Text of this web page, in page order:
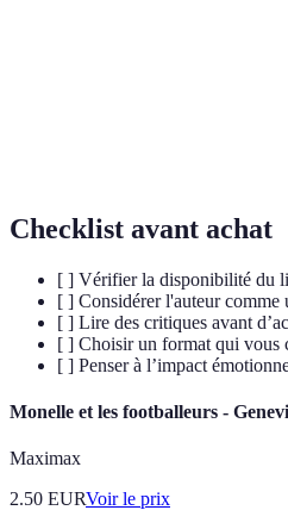
Checklist avant achat
[ ] Vérifier la disponibilité du
[ ] Considérer l'auteur comme
[ ] Lire des critiques avant
[ ] Choisir un format qui vous
[ ] Penser à l’impact
Monelle et les footballeurs -
Maximax
2.50 EURVoir le prix